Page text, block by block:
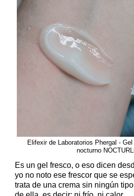
Elifexir de Laboratorios Phergal -
nocturno
Es un gel fresco, o eso dicen
yo no noto ese frescor que se
trata de una crema sin ningún